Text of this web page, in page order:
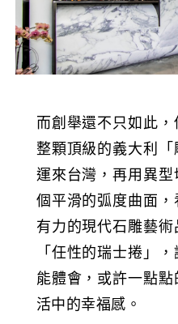
而創舉還不只如此
整顆頂級的義大利
運來台灣，再用異
個平滑的弧度曲面
有力的現代石雕藝
「任性的瑞士捲」
能體會，或許一點
活中的幸福感。